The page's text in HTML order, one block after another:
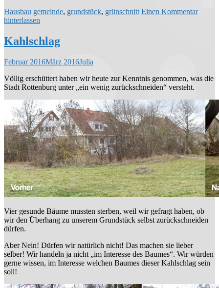
Hausbau gemeinde, grundstück, grünschnitt Einen Kommentar
hinterlassen
Kahlschlag
Februar 2016März 2016Julia
Völlig erschüttert haben wir heute zur Kenntnis genommen, was die
Stadt Rottenburg unter „ein wenig zurückschneiden“ versteht.
Vier gesunde Bäume mussten sterben, weil wir gefragt haben, ob
wir den Überhang zu unserem Grundstück selbst zurückschneiden
dürfen.
Aber Nein! Dürfen wir natürlich nicht! Das machen sie lieber
selber! Wir handeln ja nicht „im Interesse des Baumes“. Wir würden
gerne wissen, im Interesse welchen Baumes dieser Kahlschlag sein
soll!